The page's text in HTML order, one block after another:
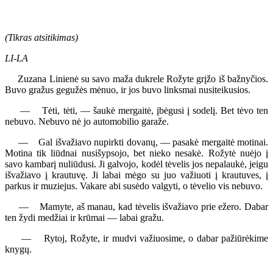
(Tikras atsitikimas)
LI-LA
Zuzana Linienė su savo maža dukrele Rožyte grįžo iš bažnyčios.
Buvo gražus gegužės mėnuo, ir jos buvo linksmai nusiteikusios.
— Tėti, tėti, — šaukė mergaitė, įbėgusi į sodelį. Bet tėvo ten
nebuvo. Nebuvo nė jo automobilio garaže.
— Gal išvažiavo nupirkti dovanų, — pasakė mergaitė motinai.
Motina tik liūdnai nusišypsojo, bet nieko nesakė. Rožytė nuėjo į
savo kambarį nuliūdusi. Ji galvojo, kodėl tėvelis jos nepalaukė, jeigu
išvažiavo į krautuvę. Ji labai mėgo su juo važiuoti į krautuves, į
parkus ir muziejus. Vakare abi susėdo valgyti, o tėvelio vis nebuvo.
— Mamyte, aš manau, kad tėvelis išvažiavo prie ežero. Dabar
ten žydi medžiai ir krūmai — labai gražu.
— Rytoj, Rožyte, ir mudvi važiuosime, o dabar pažiūrėkime
knygų.